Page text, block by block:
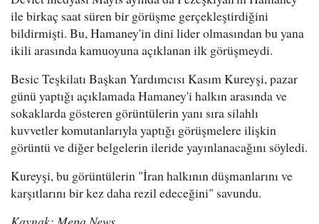
ile birkaç saat süren bir görüşme gerçekleştirdiğini
bildirmişti. Bu, Hamaney'in dini lider olmasından bu yana
ikili arasında kamuoyuna açıklanan ilk görüşmeydi.
Besic Teşkilatı Başkan Yardımcısı Kasım Kureyşi, pazar
günü yaptığı açıklamada Hamaney'i halkın arasında ve
sokaklarda gösteren görüntülerin yanı sıra silahlı
kuvvetler komutanlarıyla yaptığı görüşmelere ilişkin
görüntü ve diğer belgelerin ileride yayınlanacağını söyledi.
Kureyşi, bu görüntülerin "İran halkının düşmanlarını ve
karşıtlarını bir kez daha rezil edeceğini" savundu.